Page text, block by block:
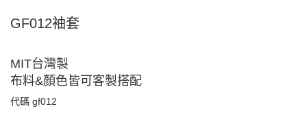
GF012袖套
MIT台灣製
布料&顏色皆可客製搭配
代碼 gf012